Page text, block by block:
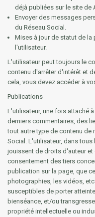
déjà publiées sur le site de
Envoyer des messages
du Réseau Social.
Mises à jour de statut de
l'utilisateur.
L'utilisateur peut toujours le
contenu d'arrêter d'intérêt et
cela, vous devez accéder à
Publications
L'utilisateur, une fois attaché
derniers commentaires, des
tout autre type de contenu de
Social. L'utilisateur, dans tous
jouissent de droits d'auteur
consentement des tiers
publication sur la page, que
photographies, les vidéos,
susceptibles de porter
bienséance, et/ou
propriété intellectuelle ou